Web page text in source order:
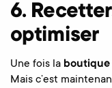
6.
optimiser
Une fois la boutique
Mais c’est